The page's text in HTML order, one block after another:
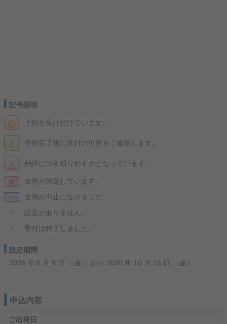
記号説明
◎ 予約を受け付けています。
決 出発が決定しています。
○ 予約完了後に受付の可否をご連絡します。
ー 出発が中止になりました。
△ 好評につき残りわずかとなっています。
ー 設定がありません。
× 受付は終了しました。
設定期間
2026 年 6 月 5 日 （金） から 2026 年 10 月 16 日 （金）
申込内容
ご出発日